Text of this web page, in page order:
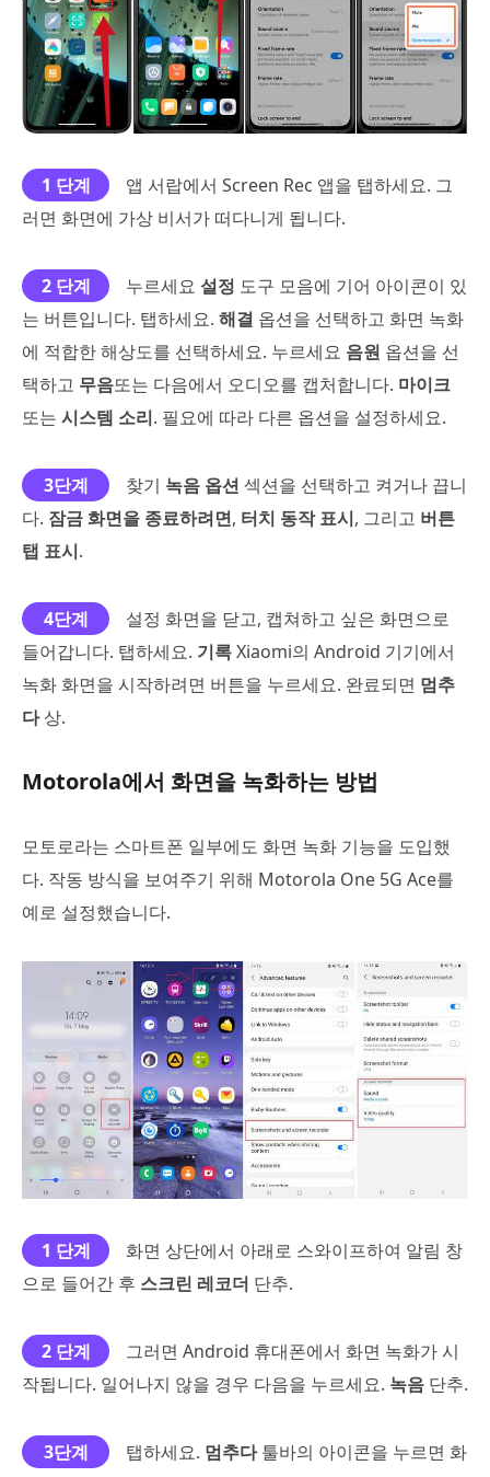
1 단계
앱 서랍에서 Screen Rec 앱을 탭하세요. 그
러면 화면에 가상 비서가 떠다니게 됩니다.
2 단계 누르세요 설정 도구 모음에 기어 아이콘이 있
는 버튼입니다. 탭하세요. 해결 옵션을 선택하고 화면 녹화
에 적합한 해상도를 선택하세요. 누르세요 음원 옵션을 선
택하고 무음또는 다음에서 오디오를 캡처합니다. 마이크
또는 시스템 소리. 필요에 따라 다른 옵션을 설정하세요.
3단계 찾기 녹음 옵션 섹션을 선택하고 켜거나 끕니
다. 잠금 화면을 종료하려면, 터치 동작 표시, 그리고 버튼
탭 표시.
4단계
설정 화면을 닫고, 캡쳐하고 싶은 화면으로
들어갑니다. 탭하세요. 기록Xiaomi의 Android 기기에서
녹화 화면을 시작하려면 버튼을 누르세요. 완료되면 멈추
다상.
Motorola에서 화면을 녹화하는 방법
모토로라는 스마트폰 일부에도 화면 녹화 기능을 도입했
다. 작동 방식을 보여주기 위해 Motorola One 5G Ace를
예로 설정했습니다.
1 단계
화면 상단에서 아래로 스와이프하여 알림 창
으로 들어간 후 스크린 레코더 단추.
2 단계
그러면 Android 휴대폰에서 화면 녹화가 시
작됩니다. 일어나지 않을 경우 다음을 누르세요. 녹음 단추.
3단계 탭하세요. 멈추다툴바의 아이콘을 누르면 화